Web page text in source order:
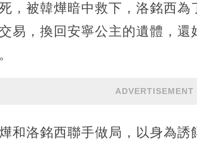
，被韓燁暗中救下，洛銘西
易，換回安寧公主的遺體，
ADVERTISEMENT
和洛銘西聯手做局，以身為